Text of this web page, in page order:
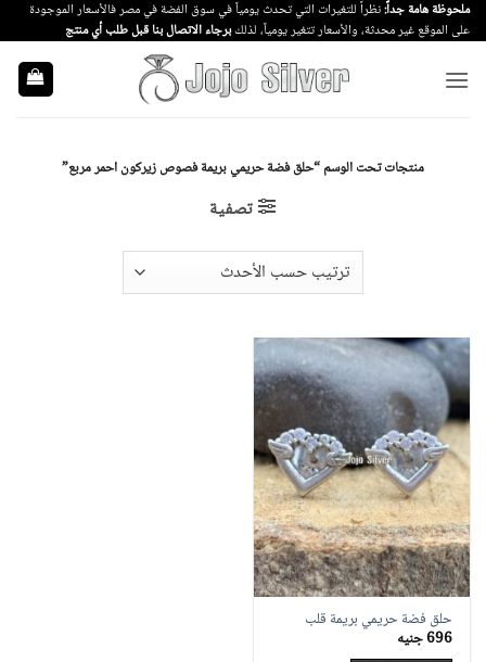
تخطي
للمحتوى
ملحوظة هامة جداً:نظراً للتغيرات التي تحدث يومياً في سوق الفضة في مصر فالأسعار الموجودة
على الموقع غير محدثة، والأسعار تتغير يومياً، لذلكبرجاء الاتصال بنا قبل طلب أي منتج
منتجات تحت الوسم “حلق فضة حريمي بريمة فصوص زيركون احمر مربع”
تصفية
حلق فضة حريمي بريمة قلب
696جنيه